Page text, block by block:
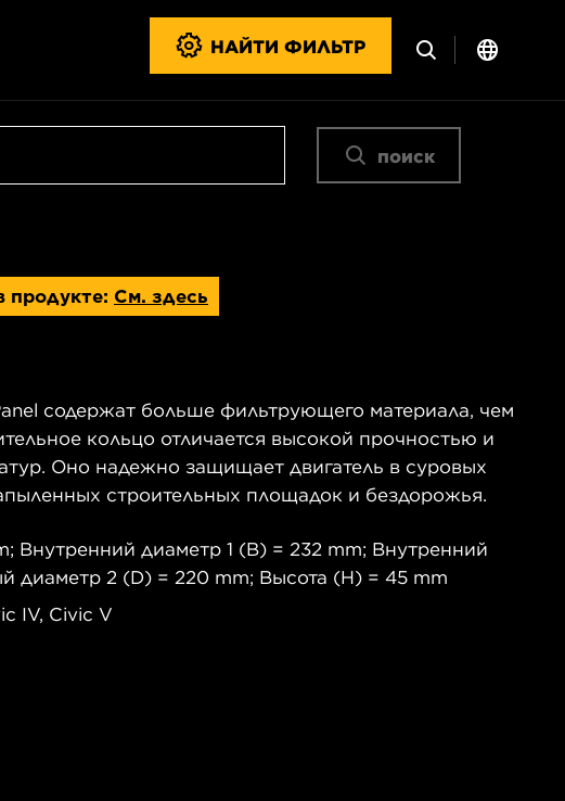
НАЙТИ ФИЛЬТР
поиск
продукте: См. здесь
содержат больше фильтрующего материала, чем
кольцо отличается высокой прочностью и
Оно надежно защищает двигатель в суровых
строительных площадок и бездорожья.
Внутренний диаметр 1 (B) = 232 mm; Внутренний
диаметр 2 (D) = 220 mm; Высота (H) = 45 mm
IV, Civic V